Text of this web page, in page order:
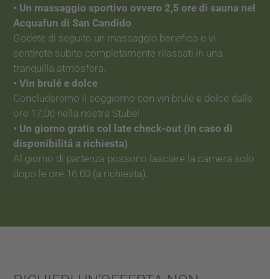
• Un massaggio sportivo ovvero 2,5 ore di sauna nel
Acquafun di San Candido
Godete di seguito un massaggio benefico e vi
sentirete subito completamente rilassati in una
tranquilla atmosfera.
• Vin brulé e dolce
Concluderemo il soggiorno con vin brulé e dolce dalle
ore 17:00 nella nostra Stube!
• Un giorno gratis col late check-out (in caso di
disponibilitá a richiesta)
Al giorno di partenza possono lasciare la camera solo
dopo le ore 16:00 (a richiesta).